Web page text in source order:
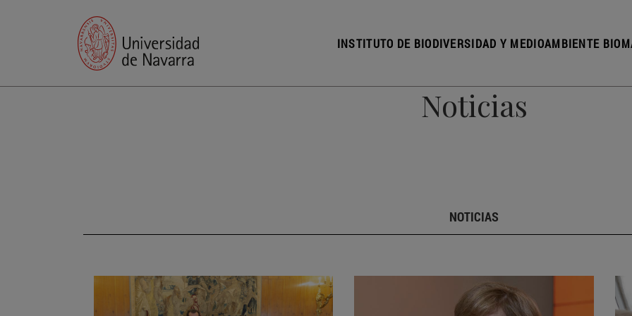
INSTITUTO DE BIODIVERSIDAD Y MEDIOAMBIENTE
Noticias
NOTICIAS